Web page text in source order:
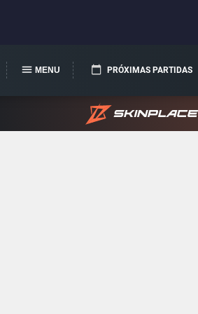
MENU PRÓXIMAS PARTIDAS